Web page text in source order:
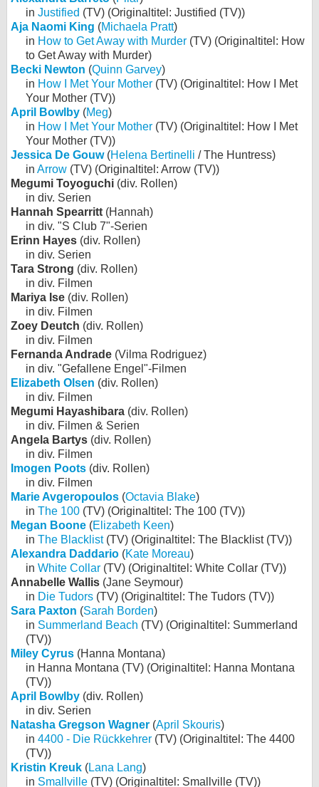
in Justified (TV) (Originaltitel: Justified (TV))
Aja Naomi King (Michaela Pratt)
in How to Get Away with Murder (TV) (Originaltitel: How
to Get Away with Murder)
Becki Newton (Quinn Garvey)
in How I Met Your Mother (TV) (Originaltitel: How I Met
Your Mother (TV))
April Bowlby (Meg)
in How I Met Your Mother (TV) (Originaltitel: How I Met
Your Mother (TV))
Jessica De Gouw(Helena Bertinelli / The Huntress)
in Arrow (TV) (Originaltitel: Arrow (TV))
Megumi Toyoguchi (div. Rollen)
in div. Serien
Hannah Spearritt (Hannah)
in div. "S Club 7"-Serien
Erinn Hayes (div. Rollen)
in div. Serien
Tara Strong (div. Rollen)
in div. Filmen
Mariya Ise (div. Rollen)
in div. Filmen
Zoey Deutch (div. Rollen)
in div. Filmen
Fernanda Andrade (Vilma Rodriguez)
in div. "Gefallene Engel"-Filmen
Elizabeth Olsen (div. Rollen)
in div. Filmen
Megumi Hayashibara (div. Rollen)
in div. Filmen & Serien
Angela Bartys (div. Rollen)
in div. Filmen
Imogen Poots (div. Rollen)
in div. Filmen
Marie Avgeropoulos (Octavia Blake)
in The 100 (TV) (Originaltitel: The 100 (TV))
Megan Boone (Elizabeth Keen)
in The Blacklist(TV) (Originaltitel: The Blacklist (TV))
Alexandra Daddario (Kate Moreau)
in White Collar (TV) (Originaltitel: White Collar (TV))
Annabelle Wallis (Jane Seymour)
in Die Tudors (TV) (Originaltitel: The Tudors (TV))
Sara Paxton (Sarah Borden)
in Summerland Beach (TV) (Originaltitel: Summerland
(TV))
Miley Cyrus (Hanna Montana)
in Hanna Montana (TV) (Originaltitel: Hanna Montana
(TV))
April Bowlby (div. Rollen)
in div. Serien
Natasha Gregson Wagner (April Skouris)
in 4400 - Die Rückkehrer (TV) (Originaltitel: The 4400
(TV))
Kristin Kreuk (Lana Lang)
in Smallville (TV) (Originaltitel: Smallville (TV))